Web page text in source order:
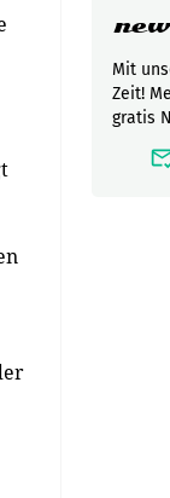
Mit
Zeit!
gratis